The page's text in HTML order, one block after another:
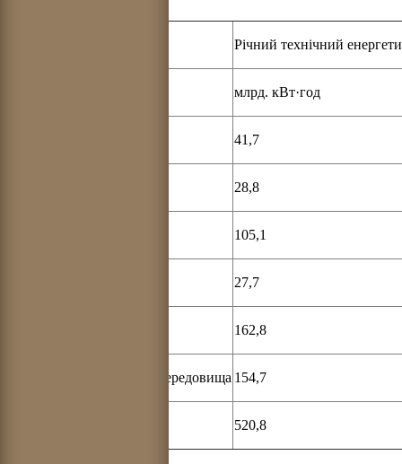
Річний технічний
млрд. кВт·год
41,7
28,8
105,1
27,7
162,8
Енергія навколишнього середовища 154,7
520,8